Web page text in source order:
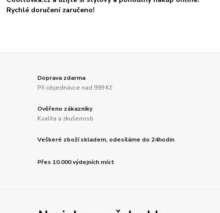
Rychlé doručení zaručeno!
Doprava zdarma
Při objednávce nad 999 Kč
Ověřeno zákazníky
Kvalita a zkušenosti
Veškeré zboží skladem, odesíláme do 24hodin
Přes 10.000 výdejních míst